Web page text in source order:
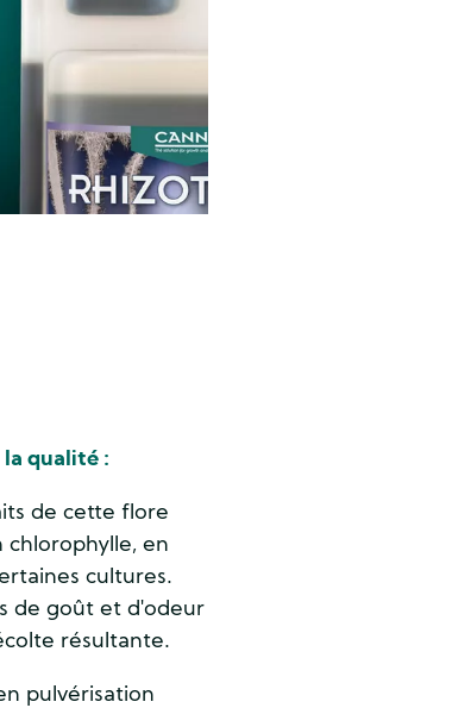
la qualité :
de cette flore
en
cultures.
de goût et d'odeur
résultante.
pulvérisation